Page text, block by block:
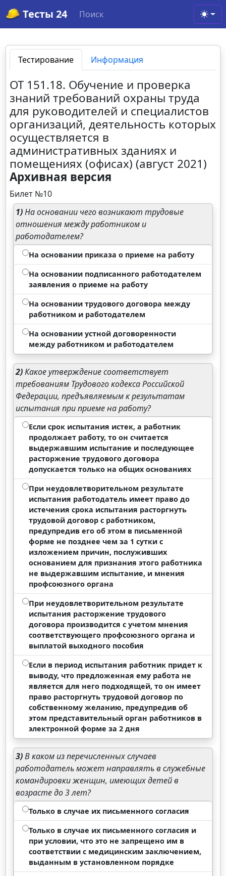
Тесты 24 Поиск
Тестирование Информация
ОТ 151.18. Обучение и проверка
знаний требований охраны труда
для руководителей и специалистов
организаций, деятельность которых
осуществляется в
административных зданиях и
помещениях (офисах) (август 2021)
Архивная версия
Билет №10
1)На основании чего возникают трудовые
отношения между работником и
работодателем?
На основании приказа о приеме на работу
На основании подписанного работодателем
заявления о приеме на работу
На основании трудового договора между
работником и работодателем
На основании устной договоренности
между работником и работодателем
2)Какое утверждение соответствует
требованиям Трудового кодекса Российской
Федерации, предъявляемым к результатам
испытания при приеме на работу?
Если срок испытания истек, а работник
продолжает работу, то он считается
выдержавшим испытание и последующее
расторжение трудового договора
допускается только на общих основаниях
При неудовлетворительном результате
испытания работодатель имеет право до
истечения срока испытания расторгнуть
трудовой договор с работником,
предупредив его об этом в письменной
форме не позднее чем за 1 сутки с
изложением причин, послуживших
основанием для признания этого работника
не выдержавшим испытание, и мнения
профсоюзного органа
При неудовлетворительном результате
испытания расторжение трудового
договора производится с учетом мнения
соответствующего профсоюзного органа и
выплатой выходного пособия
Если в период испытания работник придет к
выводу, что предложенная ему работа не
является для него подходящей, то он имеет
право расторгнуть трудовой договор по
собственному желанию, предупредив об
этом представительный орган работников в
электронной форме за 2 дня
3)В каком из перечисленных случаев
работодатель может направлять в служебные
командировки женщин, имеющих детей в
возрасте до 3 лет?
Только в случае их письменного согласия
Только в случае их письменного согласия и
при условии, что это не запрещено им в
соответствии с медицинским заключением,
выданным в установленном порядке